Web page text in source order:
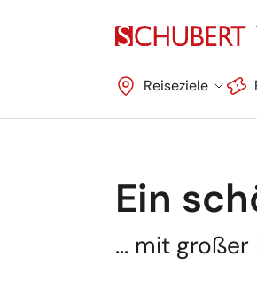
Navigation
Reiseziele
Ein
... mit großer